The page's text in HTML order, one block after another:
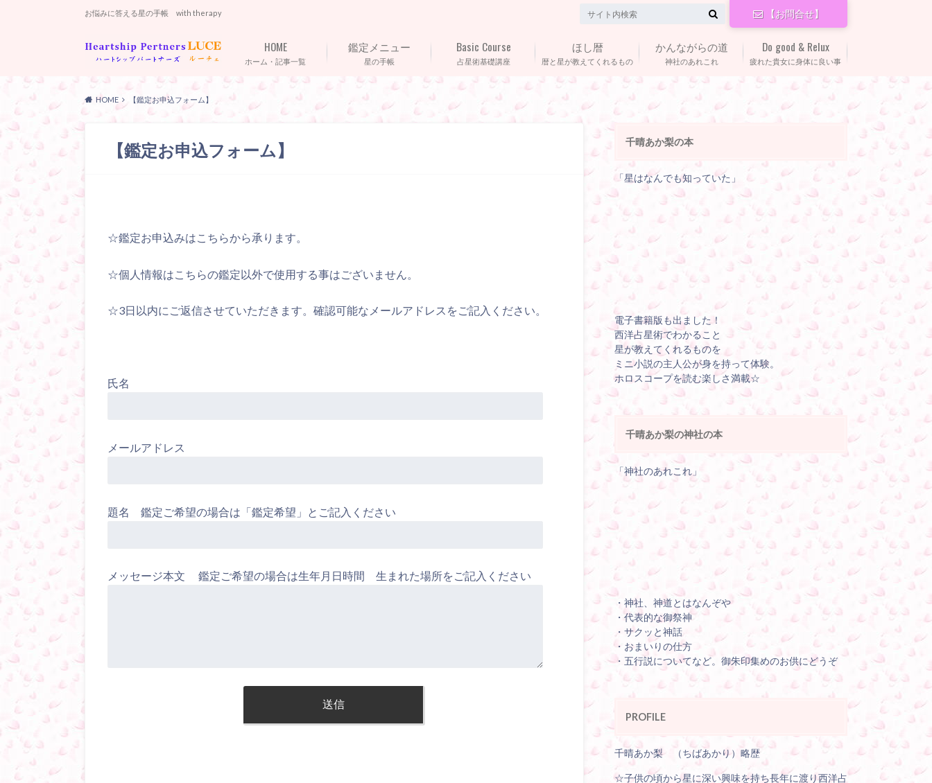
お悩みに答える星の手帳 with therapy 【お問合せ】
ホーム・記事一覧
HOME
星の手帳
鑑定メニュー
占星術基礎講座
Basic Course
暦と星が教えてくれるもの
ほし暦
神社のあれこれ
かんながらの道
疲れた貴女に身体に良い事
Do good & Relux
HOME 【鑑定お申込フォーム】
【鑑定お申込フォーム】
☆鑑定お申込みはこちらから承ります。
☆個人情報はこちらの鑑定以外で使用する事はございません。
☆3日以内にご返信させていただきます。確認可能なメールアドレスをご記入ください。
氏名
メールアドレス
題名 鑑定ご希望の場合は「鑑定希望」とご記入ください
メッセージ本文 鑑定ご希望の場合は生年月日時間 生まれた場所をご記入ください
千晴あか梨の本
「星はなんでも知っていた」
電子書籍版も出ました！
西洋占星術でわかること
星が教えてくれるものを
ミニ小説の主人公が身を持って体験。
ホロスコープを読む楽しさ満載☆
千晴あか梨の神社の本
「神社のあれこれ」
・神社、神道とはなんぞや
・代表的な御祭神
・サクッと神話
・おまいりの仕方
・五行説についてなど。御朱印集めのお供にどうぞ
PROFILE
千晴あか梨 （ちばあかり）略歴
☆子供の頃から星に深い興味を持ち長年に渡り西洋占